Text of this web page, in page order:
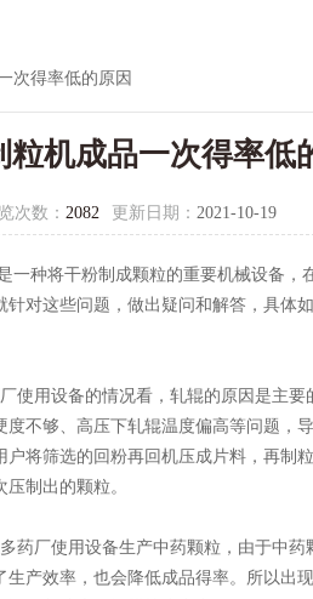
次得率低的原因
粒机成品一次得率低
次数： 2082 更新日期： 2021-10-19
一种将干粉制成颗粒的重要机械设备，
对这些问题，做出疑问和解答，具体如
用设备的情况看，轧辊的原因是主要
不够、高压下轧辊温度偏高等问题，
将筛选的回粉再回机压成片料，再制
制出的颗粒。
厂使用设备生产中药颗粒，由于中药
产效率，也会降低成品得率。所以出